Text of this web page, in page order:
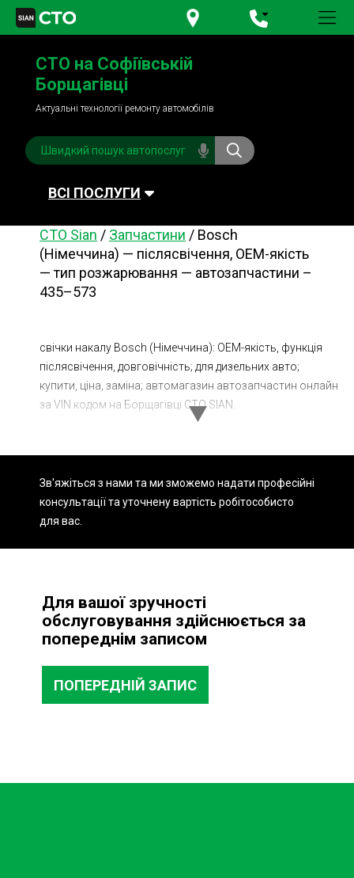
+380 95781-84-84
+380 98791-84-84
СТО на Софіївській
Борщагівці
Актуальні технології ремонту автомобілів
ВСІ ПОСЛУГИ
Автомийка Планове ТО
Паливна система Рульове керування
Ходова частина Зчеплення
ГРМ Шиномонтаж
СТО Sian / Запчастини / Bosch
(Німеччина) — післясвічення, OEM-якість
— тип розжарювання — автозапчастини –
435–573
Зв'яжіться з нами та ми зможемо надати професійні
консультації та уточнену вартість робітособисто
для вас.
свічки накалу Bosch (Німеччина): OEM-якість, функція
післясвічення, довговічність; для дизельних авто;
купити, ціна, заміна; автомагазин автозапчастин онлайн
за VIN кодом на Борщагівці СТО SIAN.
Для вашої зручності
обслуговування здійснюється за
попереднім записом
ПОПЕРЕДНІЙ ЗАПИС